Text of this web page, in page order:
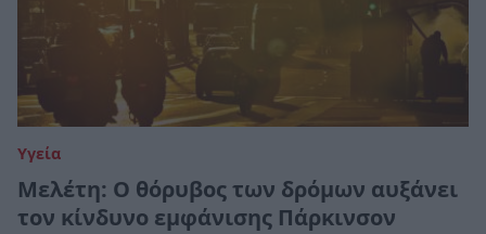
Υγεία
Μελέτη: Ο θόρυβος των δρόμων αυξάνει
τον κίνδυνο εμφάνισης Πάρκινσον